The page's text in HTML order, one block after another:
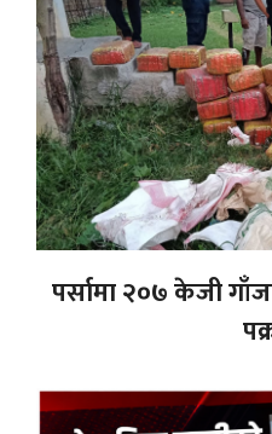
पर्सामा २०७ केजी